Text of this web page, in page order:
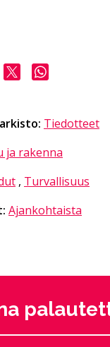
LinkedInissä
Jaa X:ssäJaa
Tiedotteet
ja rakenna
, Turvallisuus
Ajankohtaista